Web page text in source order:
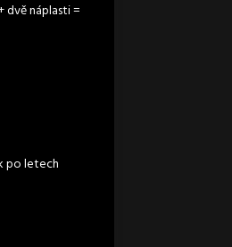
dvě náplasti =
po letech